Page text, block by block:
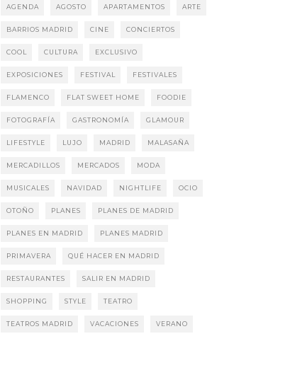
AGENDA AGOSTO APARTAMENTOS ARTE
BARRIOS MADRID CINE CONCIERTOS
COOL CULTURA EXCLUSIVO
EXPOSICIONES FESTIVAL FESTIVALES
FLAMENCO FLAT SWEET HOME FOODIE
FOTOGRAFÍA GASTRONOMÍA GLAMOUR
LIFESTYLE LUJO MADRID MALASAÑA
MERCADILLOS MERCADOS MODA
MUSICALES NAVIDAD NIGHTLIFE OCIO
OTOÑO PLANES PLANES DE MADRID
PLANES EN MADRID PLANES MADRID
PRIMAVERA QUÉ HACER EN MADRID
RESTAURANTES SALIR EN MADRID
SHOPPING STYLE TEATRO
TEATROS MADRID VACACIONES VERANO